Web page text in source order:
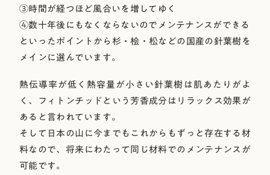
③時間が経つほど風合いを増してゆく
④数十年後にもなくならないのでメンテナンスができる
といったポイントから杉・桧・松などの国産の針葉樹を
メインに選んでいます。
熱伝導率が低く熱容量が小さい針葉樹は肌あたりがよ
く、フィトンチッドという芳香成分はリラックス効果が
あると言われています。
そして日本の山に今までもこれからもずっと存在する材
料なので、将来にわたって同じ材料でのメンテナンスが
可能です。